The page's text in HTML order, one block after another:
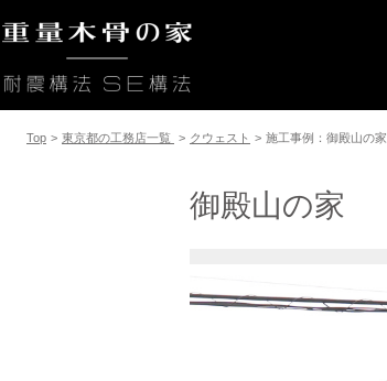
Top > 東京都の工務店一覧 > クウェスト > 施工事例：御殿山の家
御殿山の家